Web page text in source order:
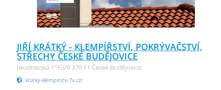
JIŘÍ KRÁTKÝ - KLEMPÍŘSTVÍ, POKRÝVAČSTVÍ,
STŘECHY ČESKÉ BUDĚJOVICE
Bezdrevská 1163/9 370 11 České Budějovice
kratky-klempirstvi.7x.cz/